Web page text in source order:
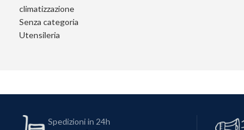
climatizzazione
Senza categoria
Utensileria
Spedizioni in 24h